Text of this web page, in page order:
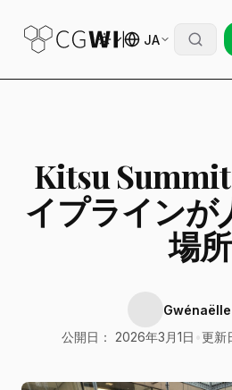
JA
Kitsu
イプラインが
場所
公開日： 2026年3月1日 更新